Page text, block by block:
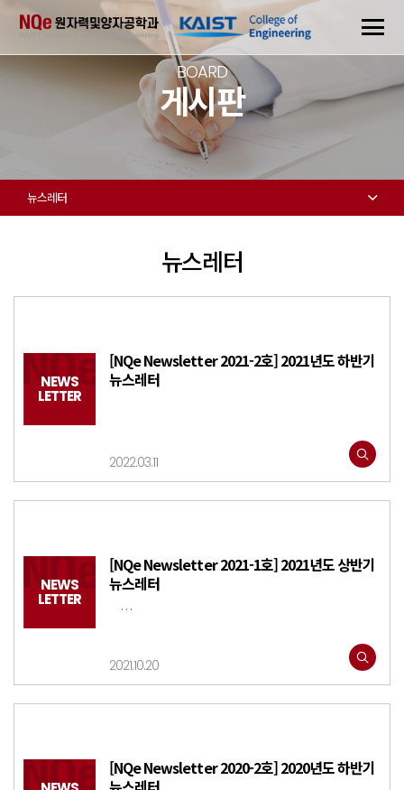
BOARD
게시판
뉴스레터
뉴스레터
NEWS
LETTER
[NQe Newsletter 2021-2호] 2021년도 하반기
뉴스레터
2022.03.11
NEWS
LETTER
[NQe Newsletter 2021-1호] 2021년도 상반기
뉴스레터
…
2021.10.20
[NQe Newsletter 2020-2호] 2020년도 하반기